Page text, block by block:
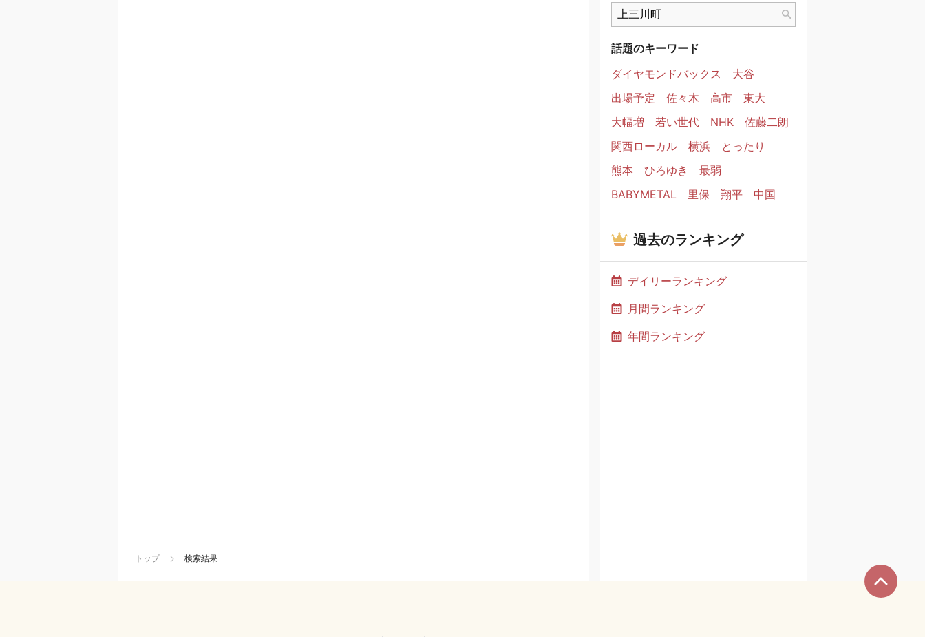
話題のキーワード
ダイヤモンドバックス
大谷
出場予定
佐々木 高市
東大
大幅増
若い世代 NHK
佐藤二朗
関西ローカル
横浜
とったり
熊本
ひろゆき
最弱
BABYMETAL
里保 翔平 中国
過去のランキング
デイリーランキング
月間ランキング
年間ランキング
トップ 検索結果